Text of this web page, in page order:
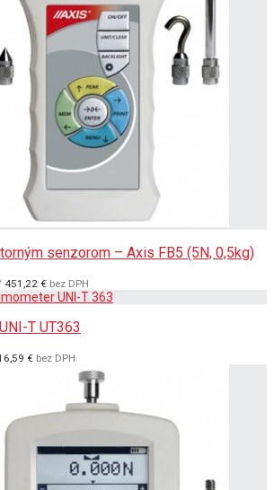
senzorom – Axis FB5 (5N, 0,5kg)
451,22 € bez DPH
T UT363
€ bez DPH